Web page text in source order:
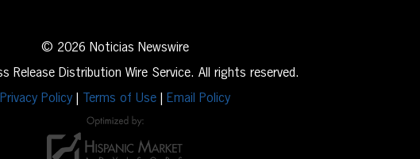
© 2026 Noticias Newswire
Release Distribution Wire Service. All rights reserved.
Privacy Policy
Terms of Use Email Policy